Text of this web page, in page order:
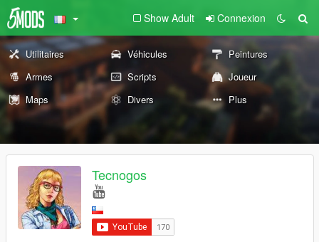
Show Adult Connexion
Utilitaires Véhicules
Peintures
Armes
Scripts
Joueur
Maps
Divers Plus
Tecnogos